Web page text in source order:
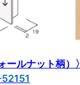
ールナット柄）〉